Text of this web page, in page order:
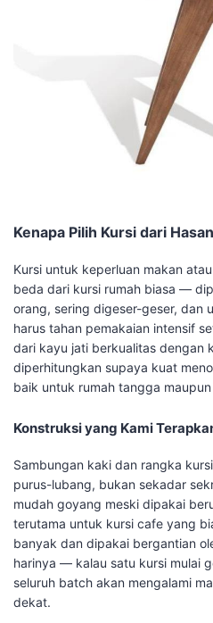
Kenapa Pilih Kursi dari
Kursi untuk keperluan makan
beda dari kursi rumah biasa —
orang, sering digeser-geser, dan
harus tahan pemakaian intensif
dari kayu jati berkualitas dengan
diperhitungkan supaya kuat
baik untuk rumah tangga
Konstruksi yang Kami
Sambungan kaki dan rangka
purus-lubang, bukan sekadar
mudah goyang meski dipakai
terutama untuk kursi cafe yang
banyak dan dipakai bergantian
harinya — kalau satu kursi mulai
seluruh batch akan mengalami
dekat.